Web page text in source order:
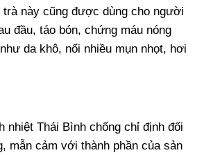
này cũng được dùng cho người
đầu, táo bón, chứng máu nóng
da khô, nổi nhiều mụn nhọt, hơi
nhiệt Thái Bình chống chỉ định đối
mẫn cảm với thành phần của sản